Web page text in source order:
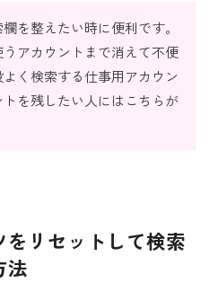
を整えたい時に便利です。
アカウントまで消えて不便
く検索する仕事用アカウン
トを残したい人にはこちらが
リセットして検索
法